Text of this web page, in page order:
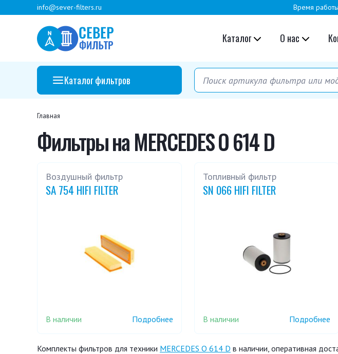
info@sever-filters.ru Время
Каталог О нас
Каталог фильтров
Главная
Фильтры на MERCEDES O 614 D
Воздушный фильтр
SA 754 HIFI FILTER
В наличии Подробнее
Топливный фильтр
SN 066 HIFI FILTER
В наличии Подробнее
Комплекты фильтров для техники MERCEDES O 614 D в наличии, оперативная